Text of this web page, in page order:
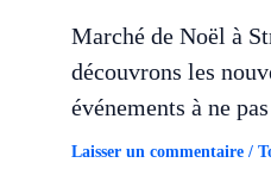
Marché de Noël à
découvrons les
événements à ne
Laisser un commentaire /